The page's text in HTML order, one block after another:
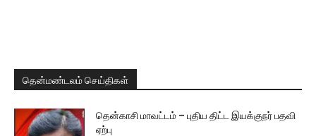
தென்மண்டலம் செய்திகள்
தென்காசி மாவட்டம் – புதிய திட்ட இயக்குநர் பதவி
ஏற்பு